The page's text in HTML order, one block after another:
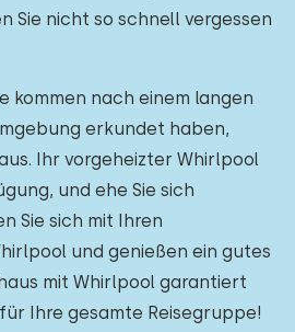
Sie nicht so schnell vergessen
kommen nach einem langen
erkundet haben,
Ihr vorgeheizter Whirlpool
und ehe Sie sich
Sie sich mit Ihren
und genießen ein gutes
mit Whirlpool garantiert
Ihre gesamte Reisegruppe!